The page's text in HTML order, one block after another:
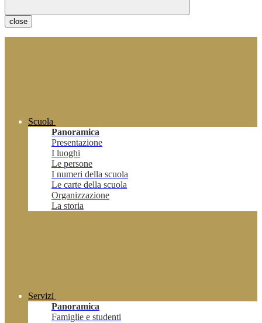
close
Scuola
Panoramica
Presentazione
I luoghi
Le persone
I numeri della scuola
Le carte della scuola
Organizzazione
La storia
Servizi
Panoramica
Famiglie e studenti